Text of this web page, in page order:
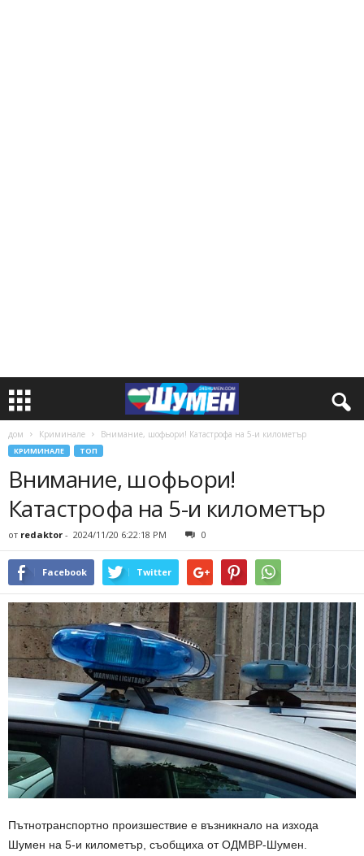
дом Криминале Внимание, шофьори! Катастрофа на 5-и километър
КРИМИНАЛЕ ТОП
Внимание, шофьори!
Катастрофа на 5-и километър
от redaktor - 2024/11/20 6:22:18 PM 0
Facebook Twitter
Пътнотранспортно произшествие е възникнало на изхода
Шумен на 5-и километър, съобщиха от ОДМВР-Шумен.